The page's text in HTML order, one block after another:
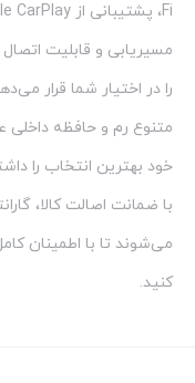
را در اختیار شما قرار
متنوع رم و حافظه داخلی
با ضمانت اصالت کالا،
می‌شوند تا با اطمینان
کنید.